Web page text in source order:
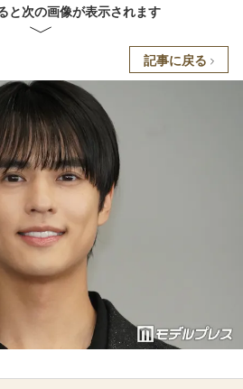
と次の画像が表示されます
記事に戻る